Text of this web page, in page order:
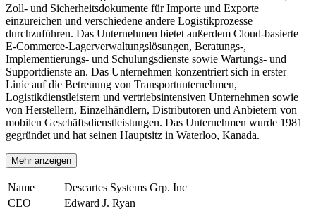
Zoll- und Sicherheitsdokumente für Importe und Exporte
einzureichen und verschiedene andere Logistikprozesse
durchzuführen. Das Unternehmen bietet außerdem Cloud-basierte
E-Commerce-Lagerverwaltungslösungen, Beratungs-,
Implementierungs- und Schulungsdienste sowie Wartungs- und
Supportdienste an. Das Unternehmen konzentriert sich in erster
Linie auf die Betreuung von Transportunternehmen,
Logistikdienstleistern und vertriebsintensiven Unternehmen sowie
von Herstellern, Einzelhändlern, Distributoren und Anbietern von
mobilen Geschäftsdienstleistungen. Das Unternehmen wurde 1981
gegründet und hat seinen Hauptsitz in Waterloo, Kanada.
Mehr anzeigen
Name
Descartes Systems Grp. Inc
CEO
Edward J. Ryan